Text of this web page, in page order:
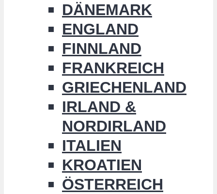
DÄNEMARK
ENGLAND
FINNLAND
FRANKREICH
GRIECHENLAND
IRLAND &
NORDIRLAND
ITALIEN
KROATIEN
ÖSTERREICH